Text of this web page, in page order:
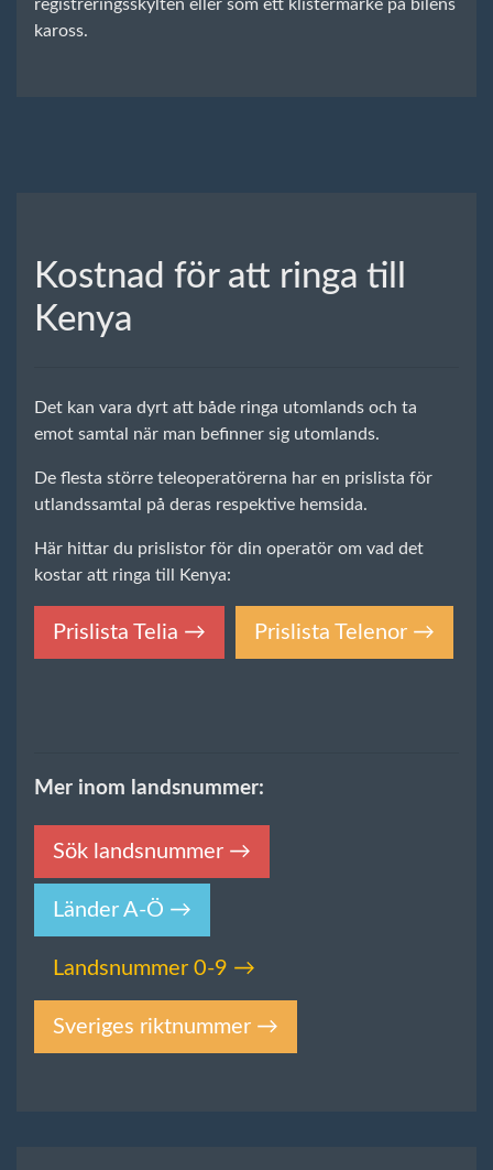
registreringsskylten eller som ett klistermärke på bilens
kaross.
Kostnad för att ringa till
Kenya
Det kan vara dyrt att både ringa utomlands och ta
emot samtal när man befinner sig utomlands.
De flesta större teleoperatörerna har en prislista för
utlandssamtal på deras respektive hemsida.
Här hittar du prislistor för din operatör om vad det
kostar att ringa till Kenya:
Prislista Telia → Prislista Telenor →
Mer inom landsnummer:
Sök landsnummer →
Länder A-Ö →
Landsnummer 0-9 →
Sveriges riktnummer →